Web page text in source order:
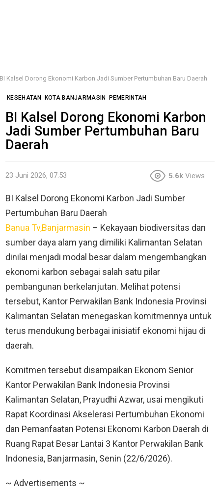
BI Kalsel Dorong Ekonomi Karbon Jadi Sumber Pertumbuhan Baru Daerah
KESEHATAN KOTA BANJARMASIN PEMERINTAH
BI Kalsel Dorong Ekonomi Karbon
Jadi Sumber Pertumbuhan Baru
Daerah
23 Juni 2026, 07:53 5.6k Views
BI Kalsel Dorong Ekonomi Karbon Jadi Sumber
Pertumbuhan Baru Daerah
Banua Tv,Banjarmasin – Kekayaan biodiversitas dan
sumber daya alam yang dimiliki Kalimantan Selatan
dinilai menjadi modal besar dalam mengembangkan
ekonomi karbon sebagai salah satu pilar
pembangunan berkelanjutan. Melihat potensi
tersebut, Kantor Perwakilan Bank Indonesia Provinsi
Kalimantan Selatan menegaskan komitmennya untuk
terus mendukung berbagai inisiatif ekonomi hijau di
daerah.
Komitmen tersebut disampaikan Ekonom Senior
Kantor Perwakilan Bank Indonesia Provinsi
Kalimantan Selatan, Prayudhi Azwar, usai mengikuti
Rapat Koordinasi Akselerasi Pertumbuhan Ekonomi
dan Pemanfaatan Potensi Ekonomi Karbon Daerah di
Ruang Rapat Besar Lantai 3 Kantor Perwakilan Bank
Indonesia, Banjarmasin, Senin (22/6/2026).
~ Advertisements ~